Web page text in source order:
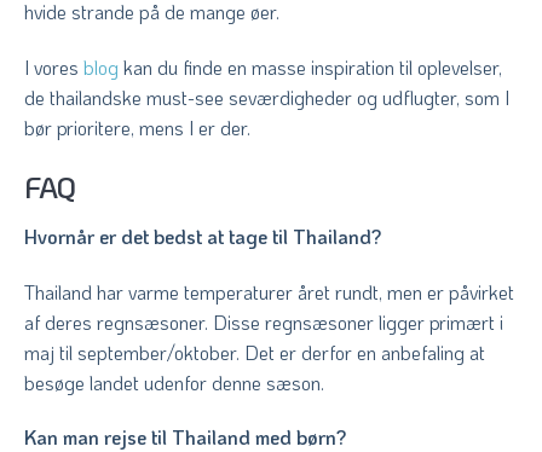
hvide strande på de mange øer.
I vores blogkan du finde en masse inspiration til oplevelser,
de thailandske must-see seværdigheder og udflugter, som I
bør prioritere, mens I er der.
FAQ
Hvornår er det bedst at tage til Thailand?
Thailand har varme temperaturer året rundt, men er påvirket
af deres regnsæsoner. Disse regnsæsoner ligger primært i
maj til september/oktober. Det er derfor en anbefaling at
besøge landet udenfor denne sæson.
Kan man rejse til Thailand med børn?